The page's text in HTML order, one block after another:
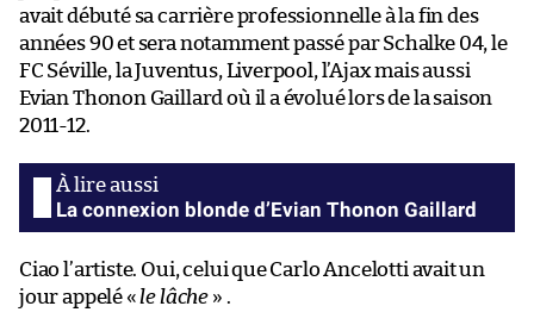
avait débuté sa carrière professionnelle à la fin des
années 90 et sera notamment passé par Schalke 04, le
FC Séville, la Juventus, Liverpool, l’Ajax mais aussi
Evian Thonon Gaillard où il a évolué lors de la saison
2011-12.
La connexion blonde d’Evian Thonon Gaillard
Ciao l’artiste. Oui, celui que Carlo Ancelotti avait un
jour appelé « le lâche » .